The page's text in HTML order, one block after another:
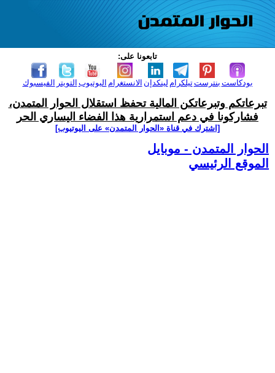
تابعونا على:
الفيسبوك التويتر اليوتيوب الانستغرام لينكدإن تيلكرامبنترست بودكاست
تبرعاتكم وتبرعاتكن المالية تحفظ استقلال الحوار المتمدن،
فشاركونا في دعم استمرارية هذا الفضاء اليساري الحر
[اشترك في قناة ‫«الحوار المتمدن» على اليوتيوب]
الحوار المتمدن - موبايل
الموقع الرئيسي